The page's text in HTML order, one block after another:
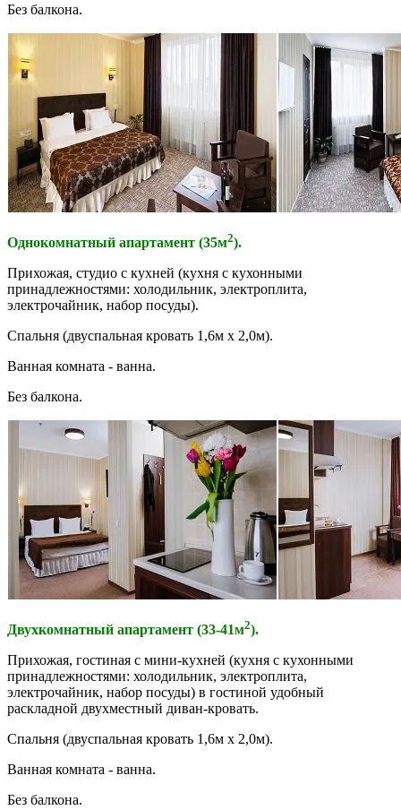
Без балкона.
Однокомнатный апартамент (35м2).
Прихожая, студио с кухней (кухня с кухонными
принадлежностями: холодильник, электроплита,
электрочайник, набор посуды).
Спальня (двуспальная кровать 1,6м x 2,0м).
Ванная комната - ванна.
Без балкона.
Двухкомнатный апартамент (33-41м2).
Прихожая, гостиная с мини-кухней (кухня с кухонными
принадлежностями: холодильник, электроплита,
электрочайник, набор посуды) в гостиной удобный
раскладной двухместный диван-кровать.
Спальня (двуспальная кровать 1,6м x 2,0м).
Ванная комната - ванна.
Без балкона.